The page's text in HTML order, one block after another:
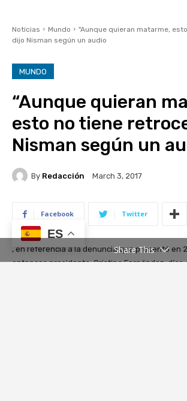
ES
Share This